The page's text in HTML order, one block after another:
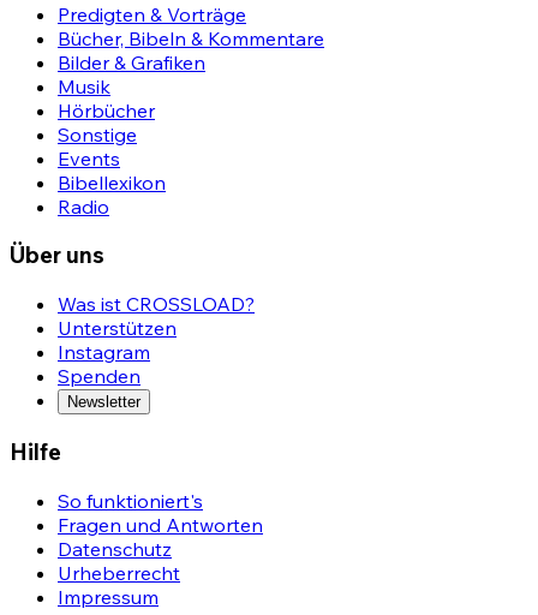
Predigten & Vorträge
Bücher, Bibeln & Kommentare
Bilder & Grafiken
Musik
Hörbücher
Sonstige
Events
Bibellexikon
Radio
Über uns
Was ist CROSSLOAD?
Unterstützen
Instagram
Spenden
Newsletter
Hilfe
So funktioniert's
Fragen und Antworten
Datenschutz
Urheberrecht
Impressum